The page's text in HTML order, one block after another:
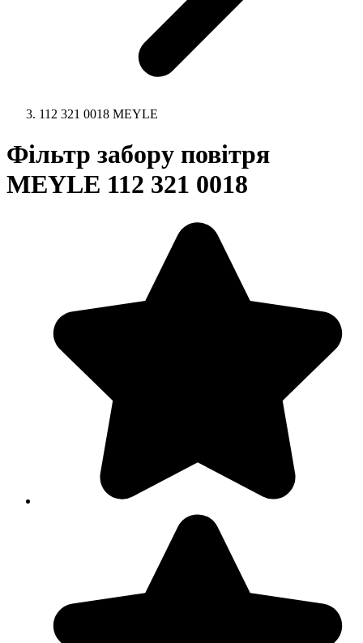
112 321 0018 MEYLE
Фільтр забору повітря
MEYLE 112 321 0018